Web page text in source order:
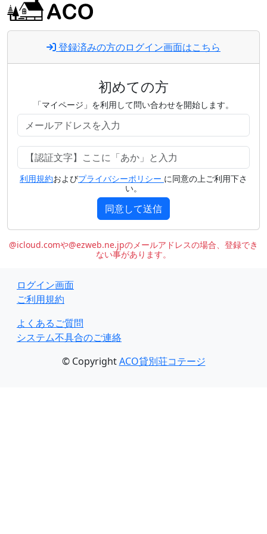
登録済みの方のログイン画面はこちら
初めての方
「マイページ」を利用して問い合わせを開始します。
利用規約およびプライバシーポリシー に同意の上ご利用下さ
い。
同意して送信
@icloud.comや@ezweb.ne.jpのメールアドレスの場合、登録でき
ない事があります。
ログイン画面
ご利用規約
よくあるご質問
システム不具合のご連絡
© CopyrightACO貸別荘コテージ